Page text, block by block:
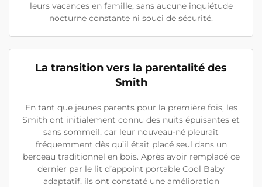
leurs vacances en famille, sans aucune inquiétude
nocturne constante ni souci de sécurité.
La transition vers la parentalité des
Smith
En tant que jeunes parents pour la première fois, les
Smith ont initialement connu des nuits épuisantes et
sans sommeil, car leur nouveau-né pleurait
fréquemment dès qu’il était placé seul dans un
berceau traditionnel en bois. Après avoir remplacé ce
dernier par le lit d’appoint portable Cool Baby
adaptatif, ils ont constaté une amélioration